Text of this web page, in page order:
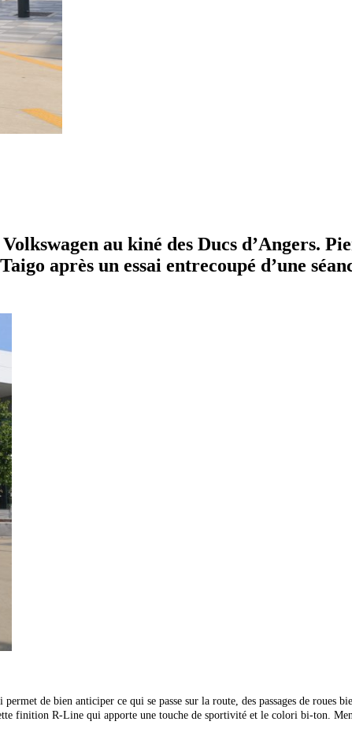
au kiné des Ducs d’Angers.
après un essai entrecoupé d’une
de bien anticiper ce qui se passe sur la route, des passages de roues
finition R-Line qui apporte une touche de sportivité et le colori bi-ton.